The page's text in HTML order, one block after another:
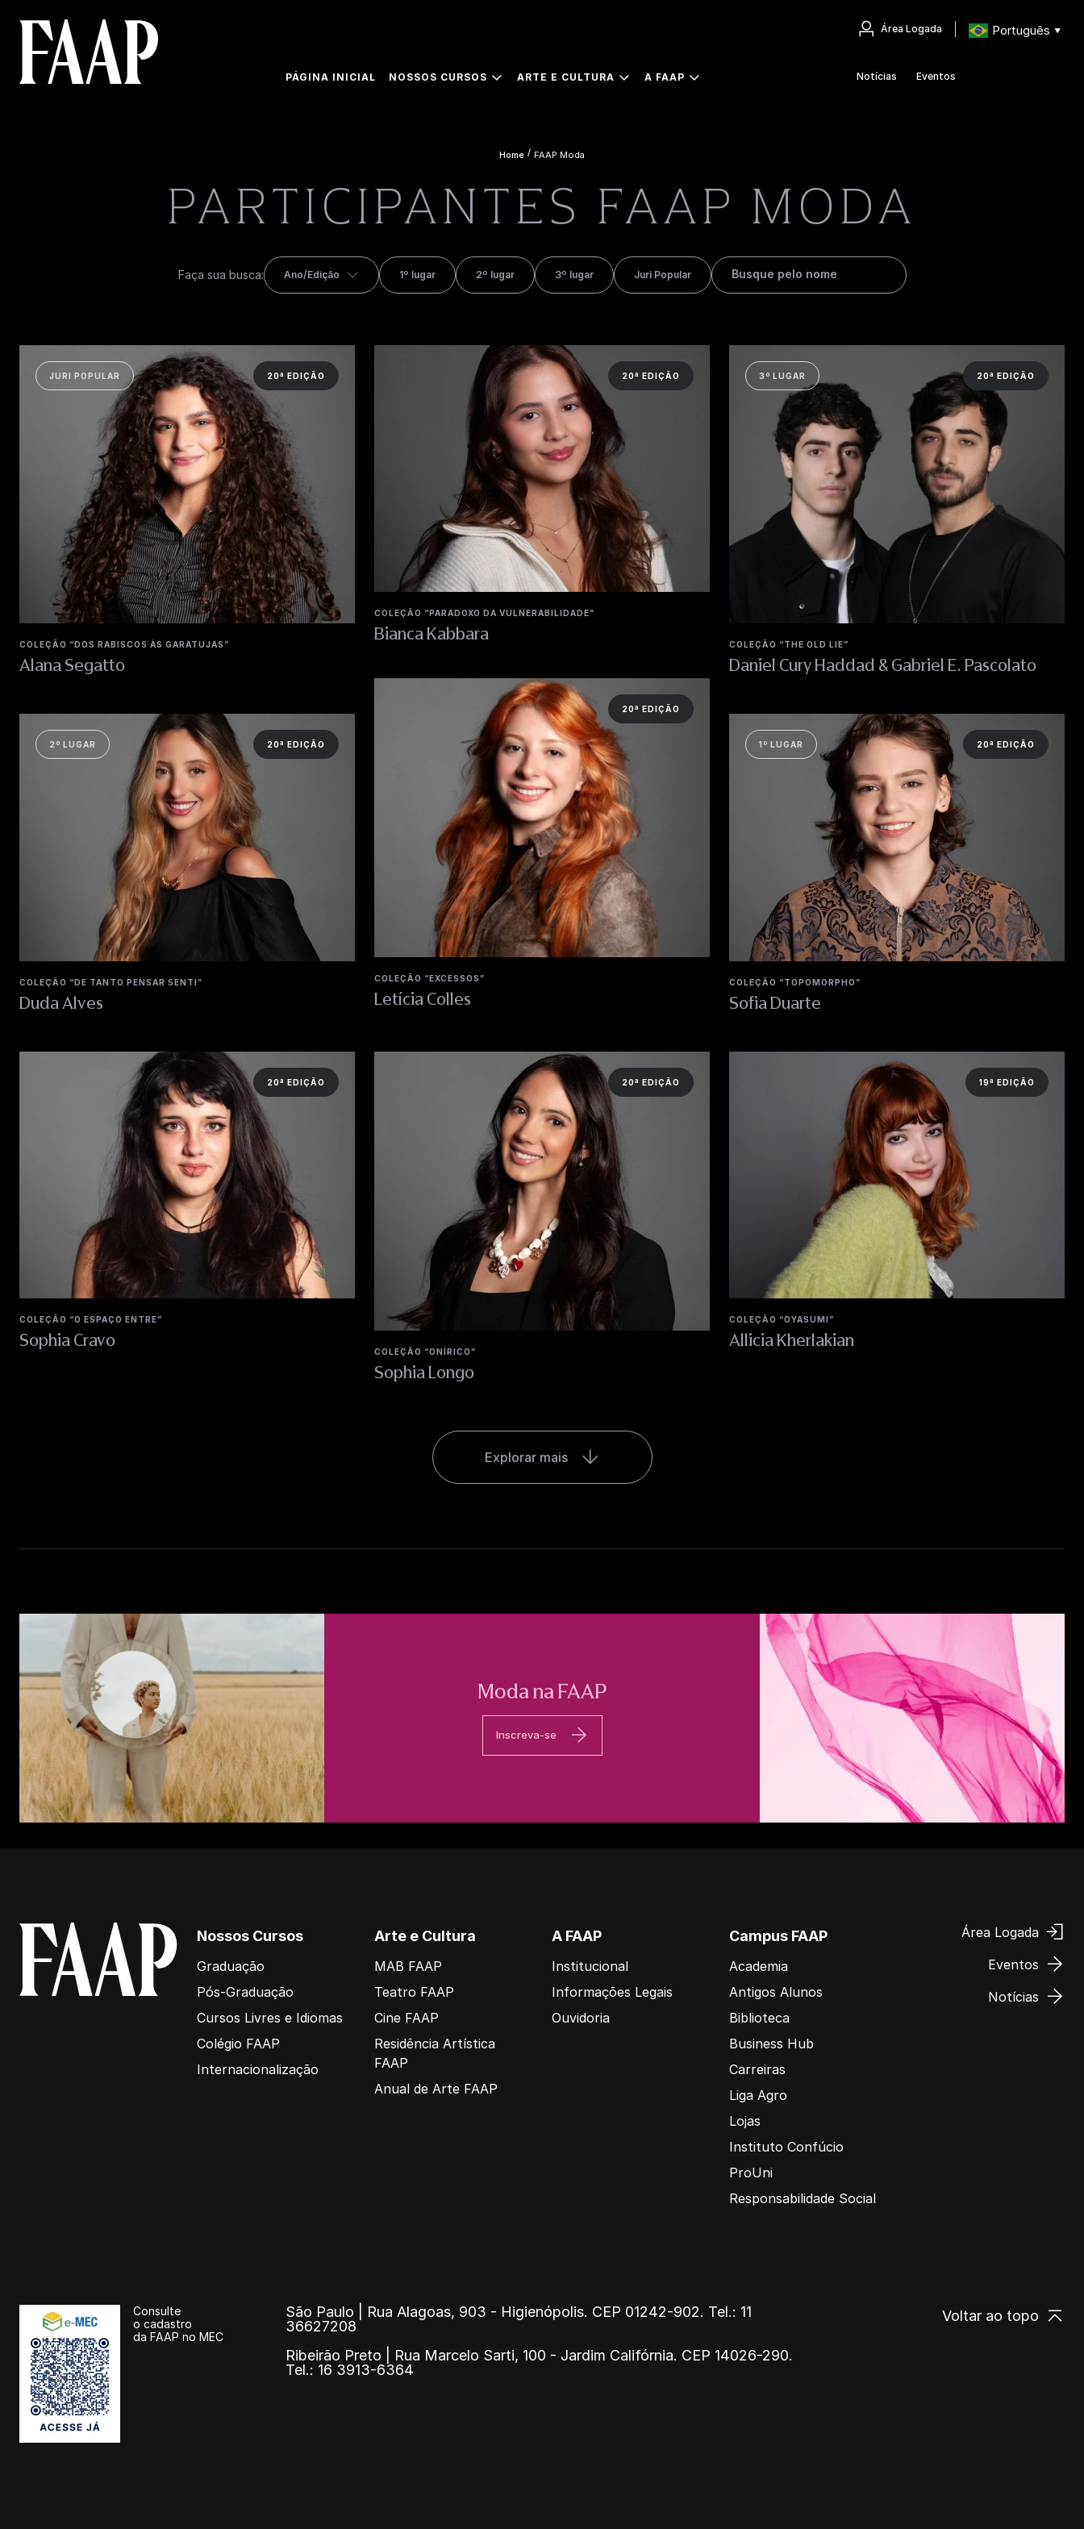
PÁGINA INICIAL NOSSOS CURSOS ARTE E CULTURA A FAAP
Área Logada Português ▼
Notícias Eventos
Home / FAAP Moda
PARTICIPANTES FAAP MODA
Faça sua busca: Ano/Edição 1º lugar 2º lugar 3º lugar Juri Popular
JURI POPULAR 20ª EDIÇÃO
COLEÇÃO “DOS RABISCOS ÀS GARATUJAS”
Alana Segatto
20ª EDIÇÃO
COLEÇÃO “PARADOXO DA VULNERABILIDADE”
Bianca Kabbara
3º LUGAR 20ª EDIÇÃO
COLEÇÃO “THE OLD LIE”
Daniel Cury Haddad & Gabriel E. Pascolato
2º LUGAR 20ª EDIÇÃO
COLEÇÃO “DE TANTO PENSAR SENTI”
Duda Alves
20ª EDIÇÃO
COLEÇÃO “EXCESSOS”
Letícia Colles
1º LUGAR 20ª EDIÇÃO
COLEÇÃO “TOPOMORPHO”
Sofia Duarte
20ª EDIÇÃO
COLEÇÃO “O ESPAÇO ENTRE”
Sophia Cravo
20ª EDIÇÃO
COLEÇÃO “ONÍRICO”
Sophia Longo
19ª EDIÇÃO
COLEÇÃO “OYASUMI”
Allicia Kherlakian
Explorar mais
Moda na FAAP
Inscreva-se
Nossos Cursos
Graduação
Pós-Graduação
Cursos Livres e Idiomas
Colégio FAAP
Internacionalização
Arte e Cultura
MAB FAAP
Teatro FAAP
Cine FAAP
Residência Artística
FAAP
Anual de Arte FAAP
A FAAP
Institucional
Informações Legais
Ouvidoria
Campus FAAP
Academia
Antigos Alunos
Biblioteca
Business Hub
Carreiras
Liga Agro
Lojas
Instituto Confúcio
ProUni
Responsabilidade Social
Área Logada
Eventos
Notícias
Consulte
o cadastro
da FAAP no MEC
São Paulo | Rua Alagoas, 903 - Higienópolis. CEP 01242-902. Tel.: 11
36627208
Ribeirão Preto | Rua Marcelo Sarti, 100 - Jardim Califórnia. CEP 14026-290.
Tel.: 16 3913-6364
Voltar ao topo